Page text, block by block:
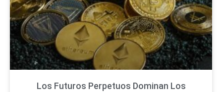
Los Futuros Perpetuos Dominan Los